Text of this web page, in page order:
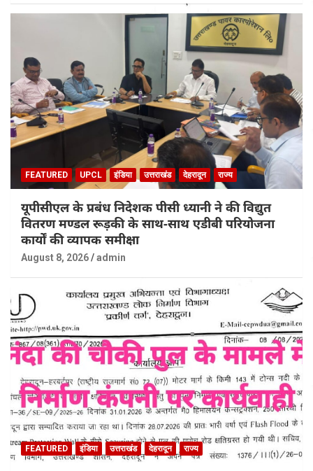
FEATURED UPCL इंडिया उत्तराखंड देहरादून राज्य
यूपीसीएल के प्रबंध निदेशक पीसी ध्यानी ने की विद्युत
वितरण मण्डल रूड़की के साथ-साथ एडीबी परियोजना
कार्यों की व्यापक समीक्षा
August 8, 2026 admin
FEATURED इंडिया उत्तराखंड देहरादून राज्य